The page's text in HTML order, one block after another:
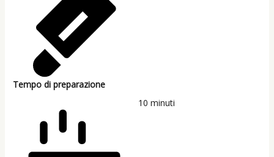
Tempo di preparazione
10 minuti